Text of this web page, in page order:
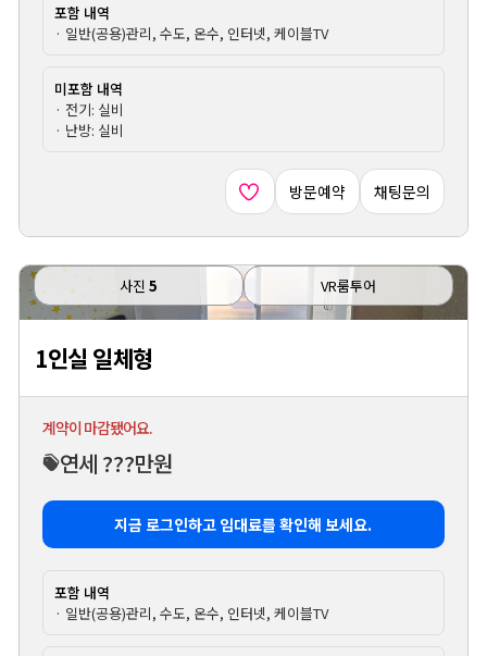
포함 내역
· 일반(공용)관리, 수도, 온수, 인터넷, 케이블TV
미포함 내역
· 전기: 실비
· 난방: 실비
방문예약 채팅문의
사진 5 VR룸투어
1인실 일체형
계약이 마감됐어요.
연세 ???만원
지금 로그인하고 임대료를 확인해 보세요.
포함 내역
· 일반(공용)관리, 수도, 온수, 인터넷, 케이블TV